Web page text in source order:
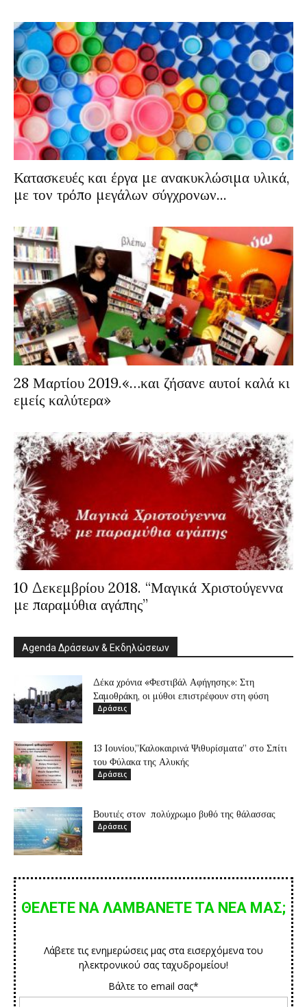
Κατασκευές και έργα με ανακυκλώσιμα υλικά,
με τον τρόπο μεγάλων σύγχρονων...
28 Μαρτίου 2019.«…και ζήσανε αυτοί καλά κι
εμείς καλύτερα»
10 Δεκεμβρίου 2018. “Μαγικά Χριστούγεννα
με παραμύθια αγάπης”
Agenda Δράσεων & Εκδηλώσεων
Δέκα χρόνια «Φεστιβάλ Αφήγησης»: Στη
Σαμοθράκη, οι μύθοι επιστρέφουν στη φύση
Δράσεις
13 Ιουνίου,”Καλοκαιρινά Ψιθυρίσματα” στο Σπίτι
του Φύλακα της Αλυκής
Δράσεις
Βουτιές στον πολύχρωμο βυθό της θάλασσας
Δράσεις
ΘΕΛΕΤΕ ΝΑ ΛΑΜΒΑΝΕΤΕ ΤΑ ΝΕΑ ΜΑΣ;
Λάβετε τις ενημερώσεις μας στα εισερχόμενα του
ηλεκτρονικού σας ταχυδρομείου!
Βάλτε το email σας*